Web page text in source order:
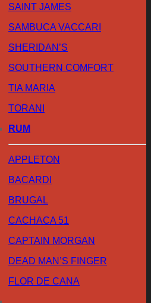
SAINT JAMES
SAMBUCA VACCARI
SHERIDAN’S
SOUTHERN COMFORT
TIA MARIA
TORANI
RUM
APPLETON
BACARDI
BRUGAL
CACHACA 51
CAPTAIN MORGAN
DEAD MAN’S FINGER
FLOR DE CANA